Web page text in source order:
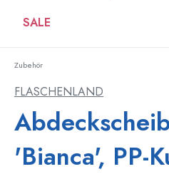
SALE
Gläser
Zubehör
FLASCHENLAND
'Bianca', PP-